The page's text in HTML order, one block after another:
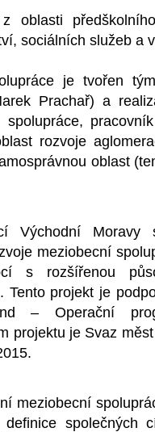
oblasti
sociálních služeb a
je tvořen
Prachař) a
spolupráce,
rozvoje
oblast
Východní Moravy
meziobecní
s rozšířenou
Tento projekt je
– Operační
projektu je Svaz
meziobecní
definice společných